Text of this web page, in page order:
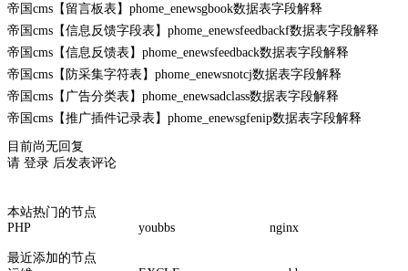
帝国cms【留言板表】phome_enewsgbook数据表字段解释
帝国cms【信息反馈字段表】phome_enewsfeedbackf数据表字段解释
帝国cms【信息反馈表】phome_enewsfeedback数据表字段解释
帝国cms【防采集字符表】phome_enewsnotcj数据表字段解释
帝国cms【广告分类表】phome_enewsadclass数据表字段解释
帝国cms【推广插件记录表】phome_enewsgfenip数据表字段解释
目前尚无回复
请 登录 后发表评论
本站热门的节点
PHP
youbbs nginx
最近添加的节点